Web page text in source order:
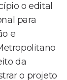
o edital
para
e
da
o projeto